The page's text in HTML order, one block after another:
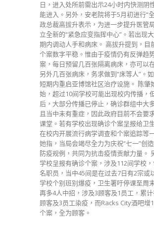
日，进入处所前需出示24小时内快测阴
能进入。另外，安老院将于5月初进行“
政总裁高拔升表示，为进一步提升医管
立全新的“紧急应变指挥中心”。若出现
期内调动人手和病床。 高拔升提到，目
个案数字平稳。惟由于疫情仍有反弹趋
案，每日预留几百张隔离病床，亦可以
另外几百张病床，务求做到“床等人”。
短期内重启亚博馆社区治疗设施。 陈肇
始，超过10间学校可能出现校内传播，
后，大部分传播已停止，确诊群组中大
且当中未有重症，因此政府目前不会要
课堂。若有学校出现确诊个案呈报给卫
在校内开展流行病学调查和个案追踪等
她指，当局会竭尽全力为庆祝“七一”创
防疫规例，共同为抗击疫情贡献力量。
学校呈报有确诊个案，涉及112间学校
名职员，当中45间是在过去7日有2宗或
学校个别班别爆疫，卫生署吁停课至周
再多4人中招，涉及3顾客及1员工，累
顾客及3员工染疫，而Racks City酒吧增
个案，全为顾客。